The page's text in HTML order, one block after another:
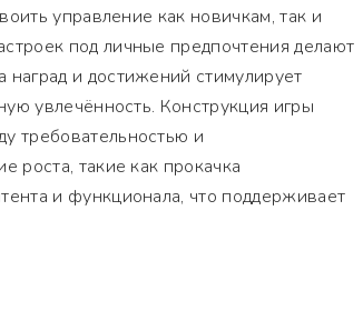
управление как новичкам, так и
под личные предпочтения делают
и достижений стимулирует
увлечённость. Конструкция игры
требовательностью и
роста, такие как прокачка
и функционала, что поддерживает